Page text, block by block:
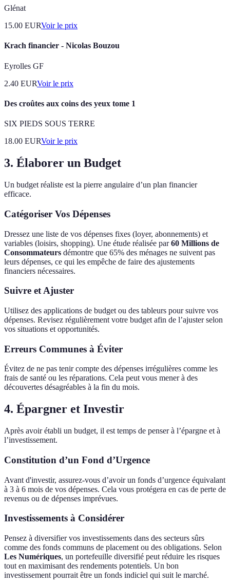
Glénat
15.00 EURVoir le prix
Krach financier - Nicolas Bouzou
Eyrolles GF
2.40 EURVoir le prix
Des croûtes aux coins des yeux tome 1
SIX PIEDS SOUS TERRE
18.00 EURVoir le prix
3. Élaborer un Budget
Un budget réaliste est la pierre angulaire d’un plan financier
efficace.
Catégoriser Vos Dépenses
Dressez une liste de vos dépenses fixes (loyer, abonnements) et
variables (loisirs, shopping). Une étude réalisée par60 Millions de
Consommateurs démontre que 65% des ménages ne suivent pas
leurs dépenses, ce qui les empêche de faire des ajustements
financiers nécessaires.
Suivre et Ajuster
Utilisez des applications de budget ou des tableurs pour suivre vos
dépenses. Revisez régulièrement votre budget afin de l’ajuster selon
vos situations et opportunités.
Erreurs Communes à Éviter
Évitez de ne pas tenir compte des dépenses irrégulières comme les
frais de santé ou les réparations. Cela peut vous mener à des
découvertes désagréables à la fin du mois.
4. Épargner et Investir
Après avoir établi un budget, il est temps de penser à l’épargne et à
l’investissement.
Constitution d’un Fond d’Urgence
Avant d'investir, assurez-vous d’avoir un fonds d’urgence équivalant
à 3 à 6 mois de vos dépenses. Cela vous protégera en cas de perte de
revenus ou de dépenses imprévues.
Investissements à Considérer
Pensez à diversifier vos investissements dans des secteurs sûrs
comme des fonds communs de placement ou des obligations. Selon
Les Numériques, un portefeuille diversifié peut réduire les risques
tout en maximisant des rendements potentiels. Un bon
investissement pourrait être un fonds indiciel qui suit le marché.